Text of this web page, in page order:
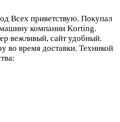
Всех приветствую. Покупал
компании Korting.
вежливый, сайт удобный.
во время доставки. Техникой